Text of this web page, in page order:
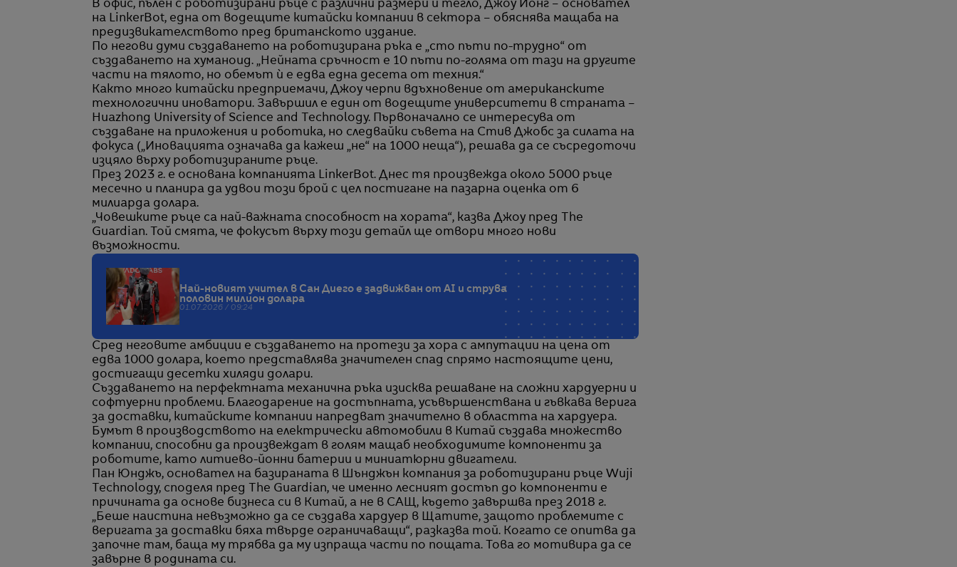
В офис, пълен с роботизирани ръце с различни размери и тегло, Джоу Йонг – основател
на LinkerBot, една от водещите китайски компании в сектора – обяснява мащаба на
предизвикателството пред британското издание.
По негови думи създаването на роботизирана ръка е „сто пъти по-трудно“ от
създаването на хуманоид. „Нейната сръчност е 10 пъти по-голяма от тази на другите
части на тялото, но обемът ѝ е едва една десета от техния.“
Както много китайски предприемачи, Джоу черпи вдъхновение от американските
технологични иноватори. Завършил е един от водещите университети в страната –
Huazhong University of Science and Technology. Първоначално се интересува от
създаване на приложения и роботика, но следвайки съвета на Стив Джобс за силата на
фокуса („Иновацията означава да кажеш „не“ на 1000 неща“), решава да се съсредоточи
изцяло върху роботизираните ръце.
През 2023 г. е основана компанията LinkerBot. Днес тя произвежда около 5000 ръце
месечно и планира да удвои този брой с цел постигане на пазарна оценка от 6
милиарда долара.
„Човешките ръце са най-важната способност на хората“, казва Джоу пред The
Guardian. Той смята, че фокусът върху този детайл ще отвори много нови
възможности.
Най-новият учител в Сан Диего е задвижван от AI и струва
половин милион долара
01.07.2026 / 09:24
Сред неговите амбиции е създаването на протези за хора с ампутации на цена от
едва 1000 долара, което представлява значителен спад спрямо настоящите цени,
достигащи десетки хиляди долари.
Създаването на перфектната механична ръка изисква решаване на сложни хардуерни и
софтуерни проблеми. Благодарение на достъпната, усъвършенствана и гъвкава верига
за доставки, китайските компании напредват значително в областта на хардуера.
Бумът в производството на електрически автомобили в Китай създава множество
компании, способни да произвеждат в голям мащаб необходимите компоненти за
роботите, като литиево-йонни батерии и миниатюрни двигатели.
Пан Юнджъ, основател на базираната в Шънджън компания за роботизирани ръце Wuji
Technology, споделя пред The Guardian, че именно лесният достъп до компоненти е
причината да основе бизнеса си в Китай, а не в САЩ, където завършва през 2018 г.
„Беше наистина невъзможно да се създава хардуер в Щатите, защото проблемите с
веригата за доставки бяха твърде ограничаващи“, разказва той. Когато се опитва да
започне там, баща му трябва да му изпраща части по пощата. Това го мотивира да се
завърне в родината си.